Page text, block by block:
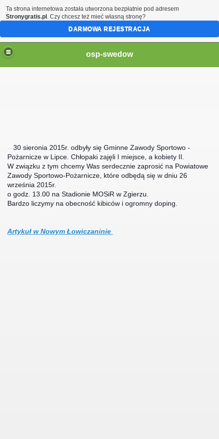
osp-swedow
30 sieronia 2015r. odbyły się Gminne Zawody Sportowo -
Pożarnicze w Lipce. Chłopaki zajęli I miejsce, a kobiety II.
W związku z tym chcemy Was serdecznie zaprosić na Powiatowe
Zawody Sportowo-Pożarnicze, które odbędą się w dniu 26
września 2015r.
o godz. 13.00 na Stadionie MOSiR w Zgierzu.
Bardzo liczymy na obecność kibiców i ogromny doping.
Artykuł w Nowym Łowiczaninie
Ta strona internetowa została utworzona bezpłatnie pod adresem
Stronygratis.pl . Czy chcesz też mieć własną stronę?
DARMOWA REJESTRACJA